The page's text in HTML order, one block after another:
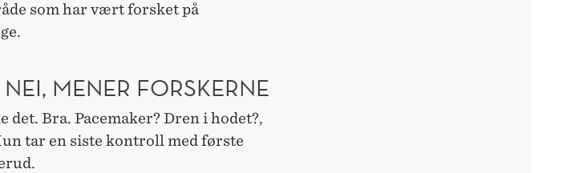
som har vært forsket på
MENER FORSKERNE
Bra. Pacemaker? Dren i hodet?,
tar en siste kontroll med første